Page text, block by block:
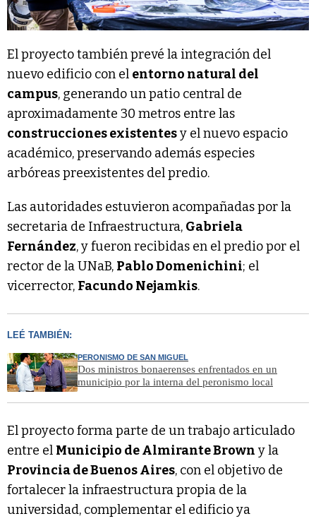
El proyecto también prevé la integración del
nuevo edificio con el entorno natural del
campus, generando un patio central de
aproximadamente 30 metros entre las
construcciones existentesy el nuevo espacio
académico, preservando además especies
arbóreas preexistentes del predio.
Las autoridades estuvieron acompañadas por la
secretaria de Infraestructura, Gabriela
Fernández, y fueron recibidas en el predio por el
rector de la UNaB, Pablo Domenichini; el
vicerrector, Facundo Nejamkis.
LEÉ TAMBIÉN:
PERONISMO DE SAN MIGUEL
Dos ministros bonaerenses enfrentados en un
municipio por la interna del peronismo local
El proyecto forma parte de un trabajo articulado
entre el Municipio de Almirante Brown y la
Provincia de Buenos Aires, con el objetivo de
fortalecer la infraestructura propia de la
universidad, complementar el edificio ya